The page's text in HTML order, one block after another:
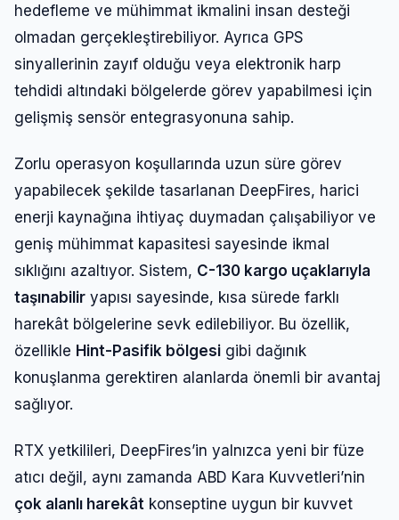
hedefleme ve mühimmat ikmalini insan desteği
olmadan gerçekleştirebiliyor. Ayrıca GPS
sinyallerinin zayıf olduğu veya elektronik harp
tehdidi altındaki bölgelerde görev yapabilmesi için
gelişmiş sensör entegrasyonuna sahip.
Zorlu operasyon koşullarında uzun süre görev
yapabilecek şekilde tasarlanan DeepFires, harici
enerji kaynağına ihtiyaç duymadan çalışabiliyor ve
geniş mühimmat kapasitesi sayesinde ikmal
sıklığını azaltıyor. Sistem, C-130 kargo uçaklarıyla
taşınabilir yapısı sayesinde, kısa sürede farklı
harekât bölgelerine sevk edilebiliyor. Bu özellik,
özellikle Hint-Pasifik bölgesi gibi dağınık
konuşlanma gerektiren alanlarda önemli bir avantaj
sağlıyor.
RTX yetkilileri, DeepFires’in yalnızca yeni bir füze
atıcı değil, aynı zamanda ABD Kara Kuvvetleri’nin
çok alanlı harekât konseptine uygun bir kuvvet